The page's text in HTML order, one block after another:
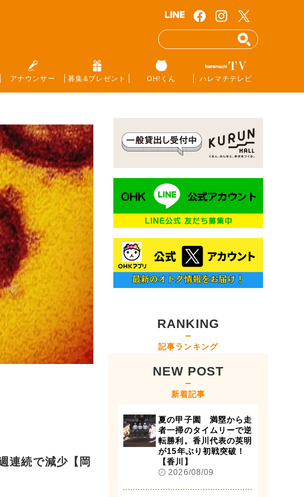
アナウンサー 募集&プレゼント OH!くん ハレマチテレビ
連続で減少【岡
RANKING
記事ランキング
NEW POST
新着記事
夏の甲子園 満塁から走
者一掃のタイムリーで逆
転勝利。香川代表の英明
が15年ぶり初戦突破！
【香川】
2026/08/09